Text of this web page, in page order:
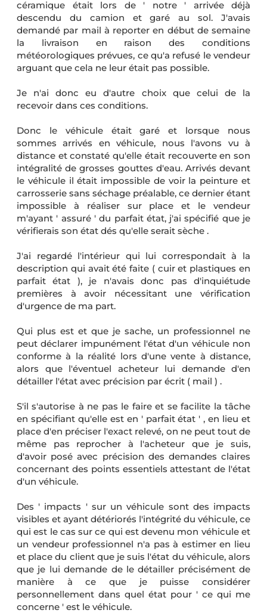
céramique était lors de ' notre ' arrivée déjà
descendu du camion et garé au sol. J'avais
demandé par mail à reporter en début de semaine
la livraison en raison des conditions
météorologiques prévues, ce qu'a refusé le vendeur
arguant que cela ne leur était pas possible.
Je n'ai donc eu d'autre choix que celui de la
recevoir dans ces conditions.
Donc le véhicule était garé et lorsque nous
sommes arrivés en véhicule, nous l'avons vu à
distance et constaté qu'elle était recouverte en son
intégralité de grosses gouttes d'eau. Arrivés devant
le véhicule il était impossible de voir la peinture et
carrosserie sans séchage préalable, ce dernier étant
impossible à réaliser sur place et le vendeur
m'ayant ' assuré ' du parfait état, j'ai spécifié que je
vérifierais son état dés qu'elle serait sèche .
J'ai regardé l'intérieur qui lui correspondait à la
description qui avait été faite ( cuir et plastiques en
parfait état ), je n'avais donc pas d'inquiétude
premières à avoir nécessitant une vérification
d'urgence de ma part.
Qui plus est et que je sache, un professionnel ne
peut déclarer impunément l'état d'un véhicule non
conforme à la réalité lors d'une vente à distance,
alors que l'éventuel acheteur lui demande d'en
détailler l'état avec précision par écrit ( mail ) .
S'il s'autorise à ne pas le faire et se facilite la tâche
en spécifiant qu'elle est en ' parfait état ' , en lieu et
place d'en préciser l'exact relevé, on ne peut tout de
même pas reprocher à l'acheteur que je suis,
d'avoir posé avec précision des demandes claires
concernant des points essentiels attestant de l'état
d'un véhicule.
Des ' impacts ' sur un véhicule sont des impacts
visibles et ayant détériorés l'intégrité du véhicule, ce
qui est le cas sur ce qui est devenu mon véhicule et
un vendeur professionnel n'a pas à estimer en lieu
et place du client que je suis l'état du véhicule, alors
que je lui demande de le détailler précisément de
manière à ce que je puisse considérer
personnellement dans quel état pour ' ce qui me
concerne ' est le véhicule.